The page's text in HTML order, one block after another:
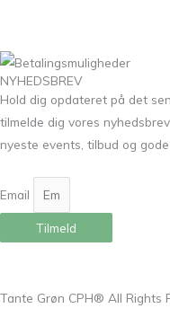
NYHEDSBREV
Hold dig opdateret på det
tilmelde dig vores
nyeste events, tilbud og
Email
Tilmeld
Tante Grøn CPH® All Rights